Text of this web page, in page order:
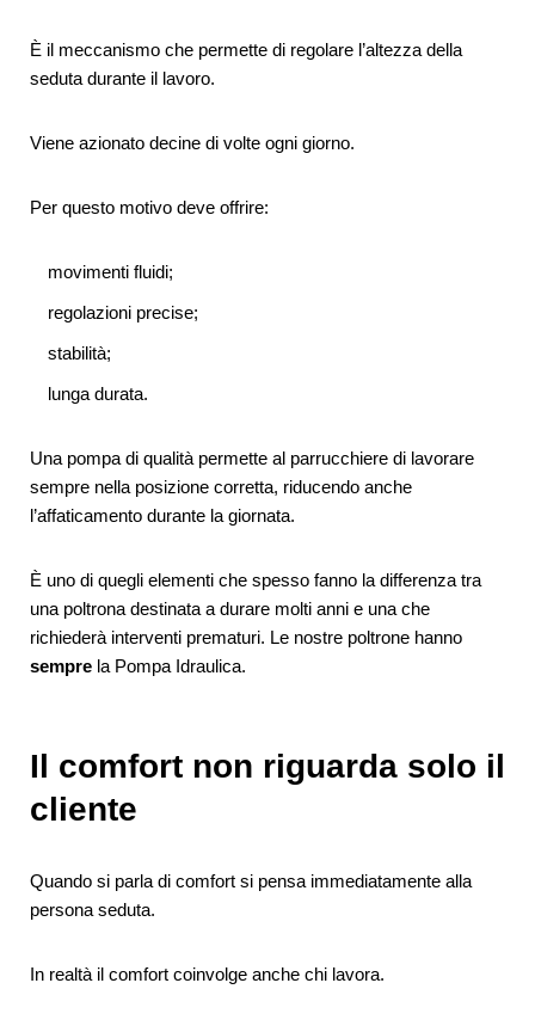
È il meccanismo che permette di regolare l’altezza della
seduta durante il lavoro.
Viene azionato decine di volte ogni giorno.
Per questo motivo deve offrire:
movimenti fluidi;
regolazioni precise;
stabilità;
lunga durata.
Una pompa di qualità permette al parrucchiere di lavorare
sempre nella posizione corretta, riducendo anche
l’affaticamento durante la giornata.
È uno di quegli elementi che spesso fanno la differenza tra
una poltrona destinata a durare molti anni e una che
richiederà interventi prematuri. Le nostre poltrone hanno
sempre la Pompa Idraulica.
Il comfort non riguarda solo il
cliente
Quando si parla di comfort si pensa immediatamente alla
persona seduta.
In realtà il comfort coinvolge anche chi lavora.